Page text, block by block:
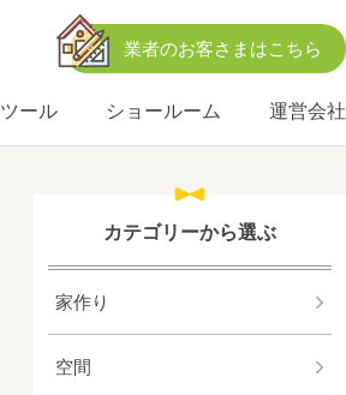
業者のお客さまはこちら
ール ショールーム 運営会社
カテゴリーから選ぶ
家作り
空間